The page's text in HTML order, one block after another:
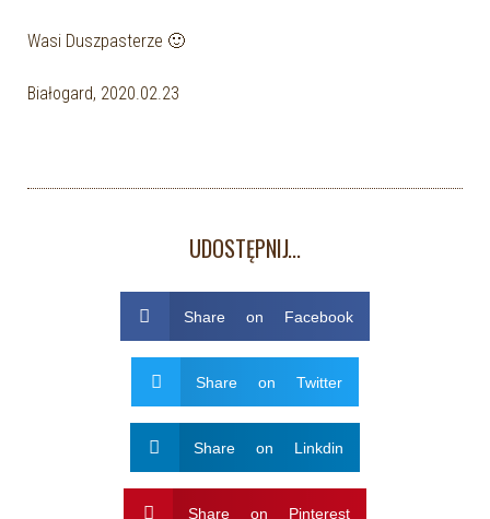
Wasi Duszpasterze 🙂
Białogard, 2020.02.23
UDOSTĘPNIJ...
Share on Facebook
Share on Twitter
Share on Linkdin
Share on Pinterest